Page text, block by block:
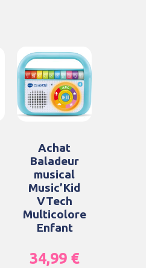
Achat
Baladeur
musical
Music’Kid
VTech
Multicolore
Enfant
34,99 €